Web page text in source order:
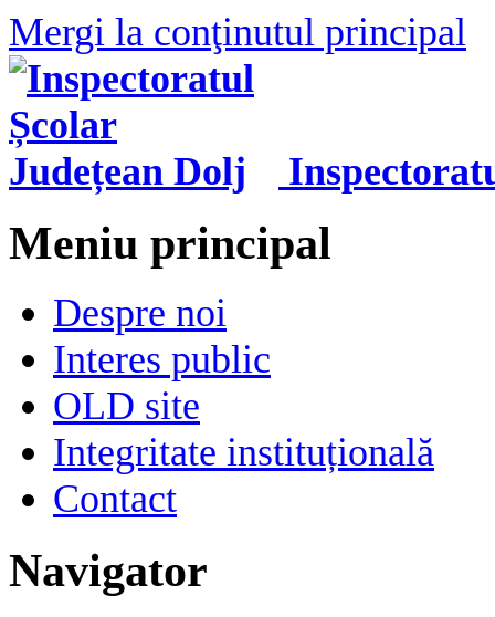
Mergi la conţinutul principal
Meniu principal
Despre noi
Interes public
OLD site
Integritate instituțională
Contact
Navigator